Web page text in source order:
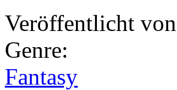
Veröffentlicht von
Genre:
Fantasy